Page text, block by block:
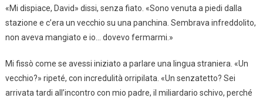
«Mi dispiace, David» dissi, senza fiato. «Sono venuta a piedi dalla
stazione e c’era un vecchio su una panchina. Sembrava infreddolito,
non aveva mangiato e io… dovevo fermarmi.»
Mi fissò come se avessi iniziato a parlare una lingua straniera. «Un
vecchio?» ripeté, con incredulità orripilata. «Un senzatetto? Sei
arrivata tardi all’incontro con mio padre, il miliardario schivo, perché